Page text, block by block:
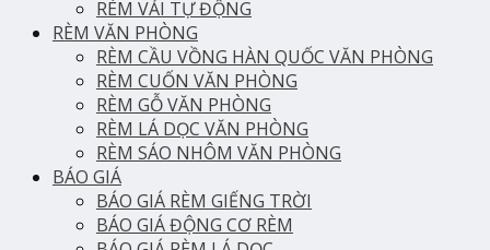
RÈM VẢI TỰ ĐỘNG
RÈM VĂN PHÒNG
RÈM CẦU VỒNG HÀN QUỐC VĂN PHÒNG
RÈM CUỐN VĂN PHÒNG
RÈM GỖ VĂN PHÒNG
RÈM LÁ DỌC VĂN PHÒNG
RÈM SÁO NHÔM VĂN PHÒNG
BÁO GIÁ
BÁO GIÁ RÈM GIẾNG TRỜI
BÁO GIÁ ĐỘNG CƠ RÈM